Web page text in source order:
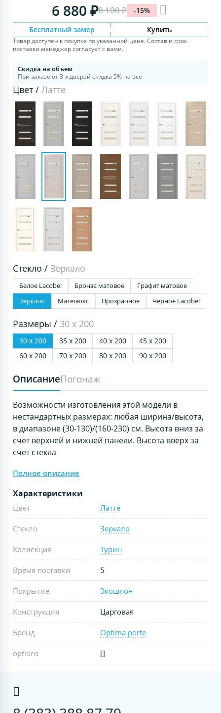
6 880 ₽8 100 ₽ -15%
Бесплатный замер Купить
Товар доступен к покупке по указанной цене. Состав и срок
поставки менеджер согласует с вами.
Скидка на объём
При заказе от 3-х дверей скидка 5% на все
Цвет /Латте
Стекло /Зеркало
Белое Lacobel Бронза матовое
Графит матовое
Зеркало
Мателюкс Прозрачное Черное Lacobel
Размеры / 30 х 200
30 х 200 35 х 200 40 х 200
45 х 200
60 х 200
70 х 200 80 х 200 90 х 200
ОписаниеПогонаж
Возможности изготовления этой модели в
нестандартных размерах: любая ширина/высота,
в диапазоне (30-130)/(160-230) см. Высота вниз за
счет верхней и нижней панели. Высота вверх за
счет стекла
Полное описание
Характеристики
Цвет Латте
Стекло Зеркало
Коллекция Турин
Время поставки 5
Покрытие Экошпон
Конструкция Царговая
Бренд Optima porte
options []